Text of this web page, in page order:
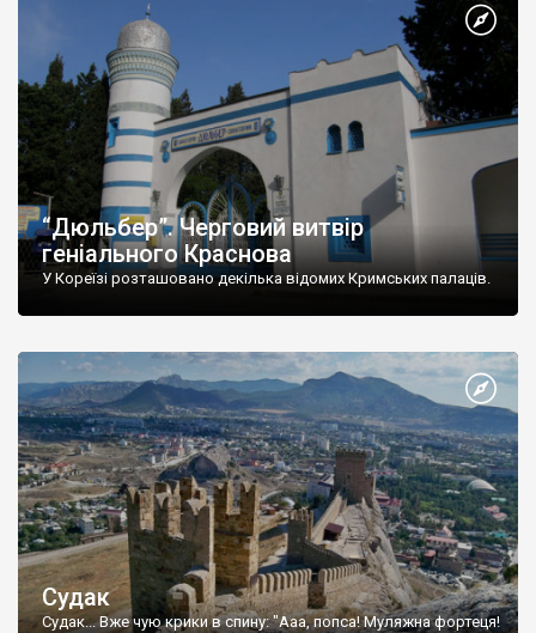
“Дюльбер”. Черговий витвір
геніального Краснова
У Кореїзі розташовано декілька відомих Кримських палаців.
Судак
Судак... Вже чую крики в спину: "Ааа, попса! Муляжна фортеця!